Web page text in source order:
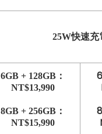
25W快速充
6GB + 128GB：
NT$13,990
8GB + 256GB：
NT$15,990